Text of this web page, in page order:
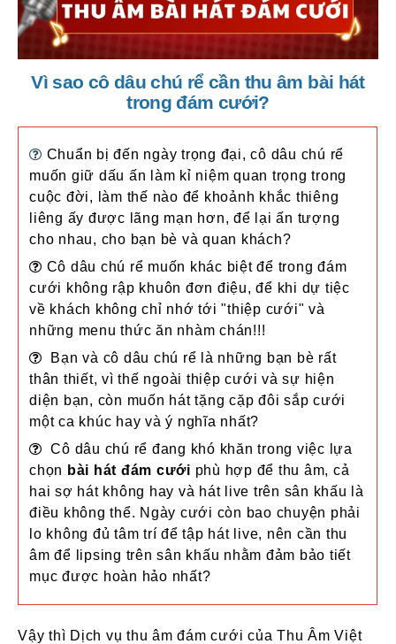
Vì sao cô dâu chú rể cần thu âm bài hát
trong đám cưới?
Chuẩn bị đến ngày trọng đại, cô dâu chú rể
muốn giữ dấu ấn làm kỉ niệm quan trọng trong
cuộc đời, làm thế nào để khoảnh khắc thiêng
liêng ấy được lãng mạn hơn, để lại ấn tượng
cho nhau, cho bạn bè và quan khách?
Cô dâu chú rể muốn khác biệt để trong đám
cưới không rập khuôn đơn điệu, để khi dự tiệc
về khách không chỉ nhớ tới "thiệp cưới" và
những menu thức ăn nhàm chán!!!
Bạn và cô dâu chú rể là những bạn bè rất
thân thiết, vì thế ngoài thiệp cưới và sự hiện
diện bạn, còn muốn hát tặng cặp đôi sắp cưới
một ca khúc hay và ý nghĩa nhất?
Cô dâu chú rể đang khó khăn trong việc lựa
chọn bài hát đám cưới phù hợp để thu âm, cả
hai sợ hát không hay và hát live trên sân khấu là
điều không thể. Ngày cưới còn bao chuyện phải
lo không đủ tâm trí để tập hát live, nên cần thu
âm để lipsing trên sân khấu nhằm đảm bảo tiết
mục được hoàn hảo nhất?
Vậy thì Dịch vụ thu âm đám cưới của Thu Âm Việt